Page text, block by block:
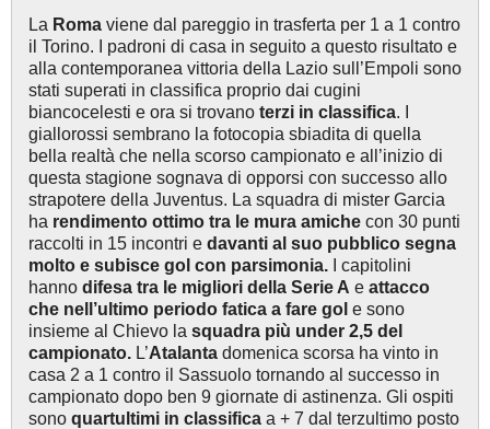
La Roma viene dal pareggio in trasferta per 1 a 1 contro
il Torino. I padroni di casa in seguito a questo risultato e
alla contemporanea vittoria della Lazio sull’Empoli sono
stati superati in classifica proprio dai cugini
biancocelesti e ora si trovano terzi in classifica. I
giallorossi sembrano la fotocopia sbiadita di quella
bella realtà che nella scorso campionato e all’inizio di
questa stagione sognava di opporsi con successo allo
strapotere della Juventus. La squadra di mister Garcia
ha rendimento ottimo tra le mura amiche con 30 punti
raccolti in 15 incontri e davanti al suo pubblico segna
molto e subisce gol con parsimonia. I capitolini
hanno difesa tra le migliori della Serie A e attacco
che nell’ultimo periodo fatica a fare gol e sono
insieme al Chievo la squadra più under 2,5 del
campionato. L’Atalanta domenica scorsa ha vinto in
casa 2 a 1 contro il Sassuolo tornando al successo in
campionato dopo ben 9 giornate di astinenza. Gli ospiti
sono quartultimi in classifica a + 7 dal terzultimo posto